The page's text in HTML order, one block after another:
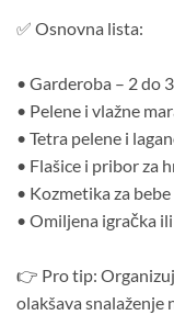
✅ Osnovna lista:
• Garderoba – 2 do
• Pelene i vlažne
• Tetra pelene i
• Flašice i pribor za
• Kozmetika za bebe
• Omiljena igračka
👉 Pro tip:
olakšava snalaženje